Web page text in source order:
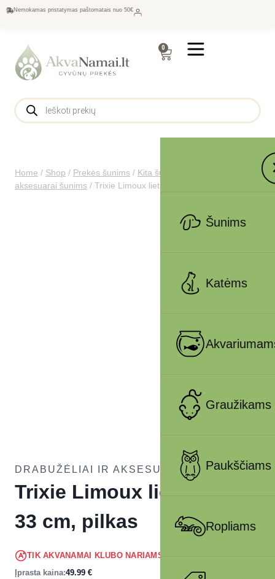
Nemokamas pristatymas paštomatais nuo 50€
0
Šunims
Katėms
Graužikams
Paukščiams
Ropliams
Home / Shop / Prekės šunims / Kita šunims
aksesuarai šunims / Trixie Limoux lietpaltis, S: 33 cm, pilkas
DRABUŽĖLIAI IR AKSESUARAI ŠUNIMS
Trixie Limoux lietpaltis, S:
33 cm, pilkas
TIK AKVANAMAI KLUBO NARIAMS
Įprasta kaina:49.99 €